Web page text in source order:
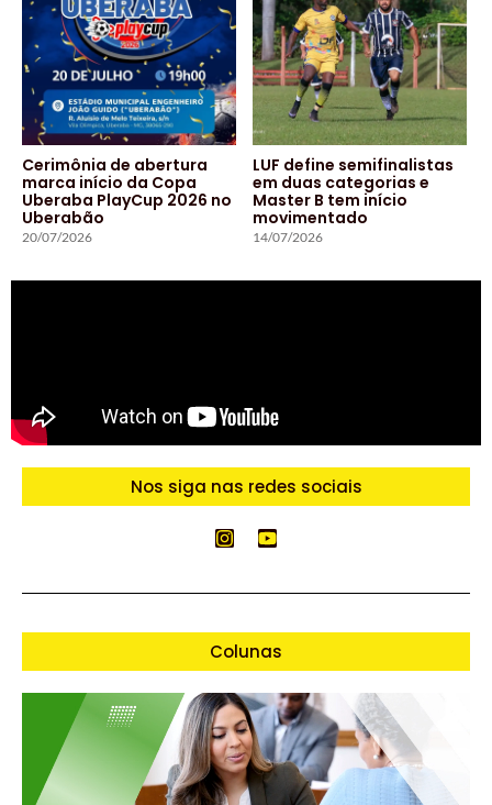
Cerimônia de abertura
marca início da Copa
Uberaba PlayCup 2026 no
Uberabão
20/07/2026
LUF define semifinalistas
em duas categorias e
Master B tem início
movimentado
14/07/2026
Nos siga nas redes sociais
Colunas